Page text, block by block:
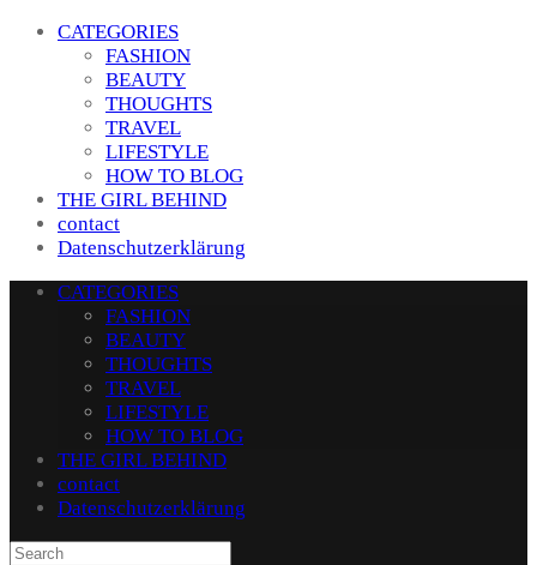
CATEGORIES
FASHION
BEAUTY
THOUGHTS
TRAVEL
LIFESTYLE
HOW TO BLOG
THE GIRL BEHIND
contact
Datenschutzerklärung
CATEGORIES
FASHION
BEAUTY
THOUGHTS
TRAVEL
LIFESTYLE
HOW TO BLOG
THE GIRL BEHIND
contact
Datenschutzerklärung